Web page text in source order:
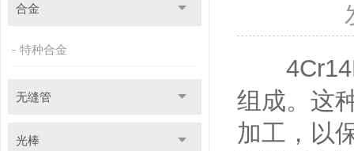
合金
特种合金
无缝管
光棒
组成。这
加工，以